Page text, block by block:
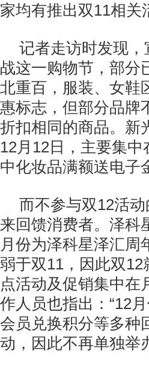
家均有推出双11相关
记者走访时发现
战这一购物节，部分
北重百，服装、女鞋
惠标志，但部分品牌
折扣相同的商品。新
12月12日，主要集
中化妆品满额送电子
而不参与双12活
来回馈消费者。泽科
月份为泽科星泽汇周
弱于双11，因此双
点活动及促销集中在
作人员也指出：“12
会员兑换积分等多种
动，因此不再单独举